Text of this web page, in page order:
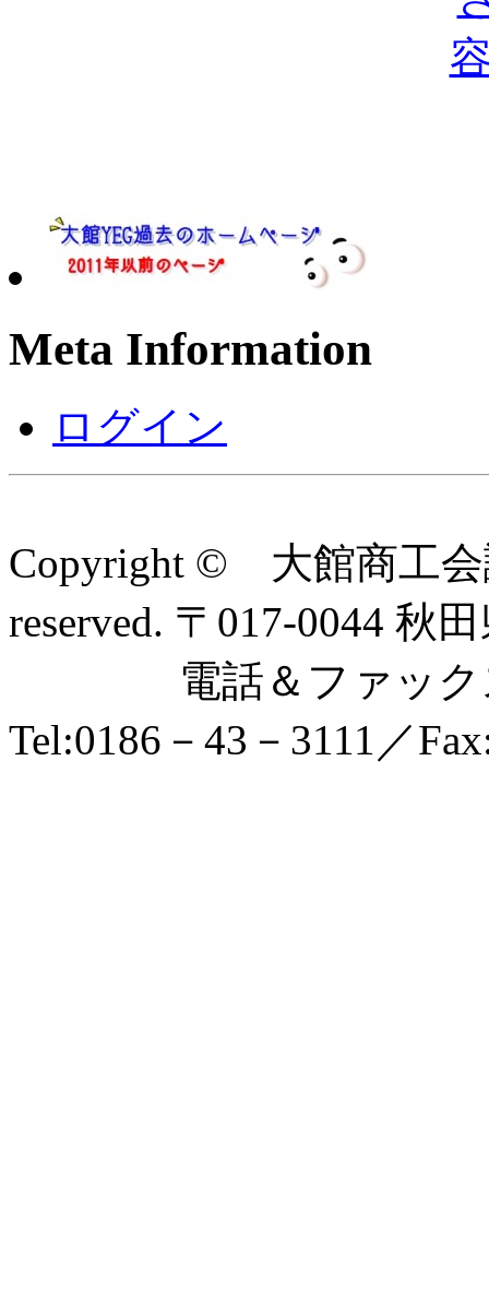
Meta Information
ログイン
Copyright © 大館商工
reserved. 〒017-0044
電話＆ファック
Tel:0186－43－3111／